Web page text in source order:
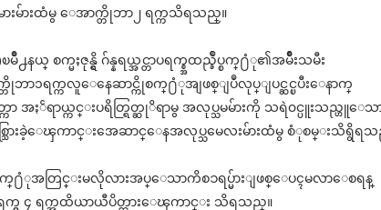
မ်ားထံမွ ေအာက္တိုဘာ၂ ရက္ကသိရသည္။
ယ္ စက္မႈဇုန္ရွိ ဂ်န္နရယ္အင္တာပရက္စ္အထည္ခ်ဳပ္စက္႐ံု၏အမ်ဳိးသမီး
တိုဘာ၁ရက္ကလူေနေဆာင္ကိုစက္႐ံုအျဖစ္ျပဳလုပ္ျပင္ဆင္ၿပီးေနာက္
ာ အႏၲရာယ္ကင္းပရိတ္ရြတ္ဆုိရာမွ အလုပ္သမမ်ားကို သရဲ၀င္ပူးသည္ဟူ
သြားခဲ့ေၾကာင္းအေဆာင္ေနအလုပ္သမေလးမ်ားထံမွ စံုစမ္းသိရွိရ
အတြင္းမလိုလားအပ္ေသာကိစၥရပ္မ်ားျဖစ္ေပၚမလာေစရန္
ရက္မွ ၄ ရက္အထိယာယီပိတ္ထားေၾကာင္း သိရသည္။